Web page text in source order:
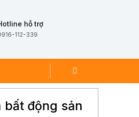
hỗ trợ
112-339
bất động sản